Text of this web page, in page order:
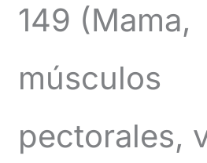
149 (Mama,
músculos
pectorales,